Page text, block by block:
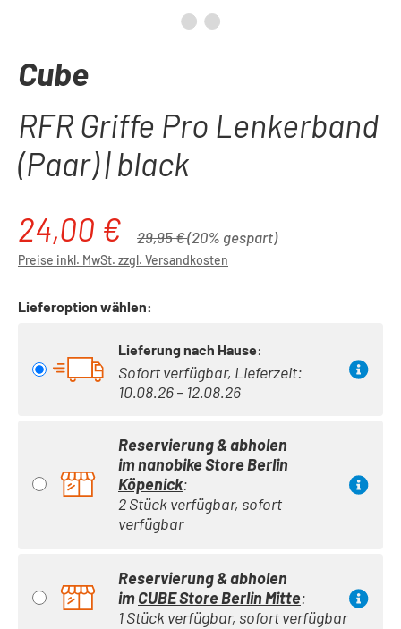
Cube
RFR Griffe Pro Lenkerband
(Paar) | black
Verkaufspreis:
24,00 € Regulärer Preis:
29,95 €(20% gespart)
Preise inkl. MwSt. zzgl. Versandkosten
Lieferoption wählen:
Lieferung nach Hause:
Sofort verfügbar, Lieferzeit:
10.08.26 – 12.08.26
Reservierung & abholen
imnanobike Store Berlin
Köpenick:
2 Stück verfügbar, sofort
verfügbar
Reservierung & abholen
imCUBE Store Berlin Mitte:
1 Stück verfügbar, sofort verfügbar